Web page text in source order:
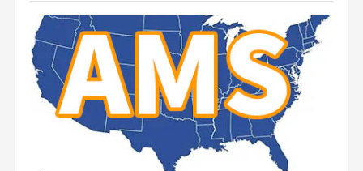
一些物流成本。